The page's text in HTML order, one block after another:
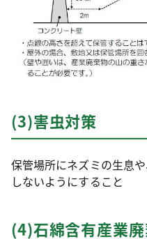
(3)害虫対策
保管場所にネズミの生息
しないようにすること
(4)石綿含有産業